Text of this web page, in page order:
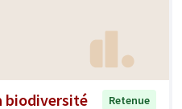
biodiversité
Retenue